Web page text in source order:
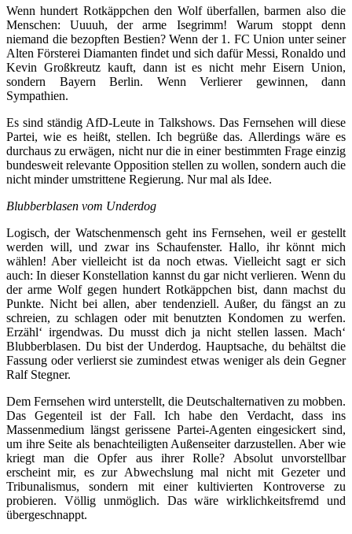
Wenn hundert Rotkäppchen den Wolf überfallen, barmen also die
Menschen: Uuuuh, der arme Isegrimm! Warum stoppt denn
niemand die bezopften Bestien? Wenn der 1. FC Union unter seiner
Alten Försterei Diamanten findet und sich dafür Messi, Ronaldo und
Kevin Großkreutz kauft, dann ist es nicht mehr Eisern Union,
sondern Bayern Berlin. Wenn Verlierer gewinnen, dann
Sympathien.
Es sind ständig AfD-Leute in Talkshows. Das Fernsehen will diese
Partei, wie es heißt, stellen. Ich begrüße das. Allerdings wäre es
durchaus zu erwägen, nicht nur die in einer bestimmten Frage einzig
bundesweit relevante Opposition stellen zu wollen, sondern auch die
nicht minder umstrittene Regierung. Nur mal als Idee.
Blubberblasen vom Underdog
Logisch, der Watschenmensch geht ins Fernsehen, weil er gestellt
werden will, und zwar ins Schaufenster. Hallo, ihr könnt mich
wählen! Aber vielleicht ist da noch etwas. Vielleicht sagt er sich
auch: In dieser Konstellation kannst du gar nicht verlieren. Wenn du
der arme Wolf gegen hundert Rotkäppchen bist, dann machst du
Punkte. Nicht bei allen, aber tendenziell. Außer, du fängst an zu
schreien, zu schlagen oder mit benutzten Kondomen zu werfen.
Erzähl‘ irgendwas. Du musst dich ja nicht stellen lassen. Mach‘
Blubberblasen. Du bist der Underdog. Hauptsache, du behältst die
Fassung oder verlierst sie zumindest etwas weniger als dein Gegner
Ralf Stegner.
Dem Fernsehen wird unterstellt, die Deutschalternativen zu mobben.
Das Gegenteil ist der Fall. Ich habe den Verdacht, dass ins
Massenmedium längst gerissene Partei-Agenten eingesickert sind,
um ihre Seite als benachteiligten Außenseiter darzustellen. Aber wie
kriegt man die Opfer aus ihrer Rolle? Absolut unvorstellbar
erscheint mir, es zur Abwechslung mal nicht mit Gezeter und
Tribunalismus, sondern mit einer kultivierten Kontroverse zu
probieren. Völlig unmöglich. Das wäre wirklichkeitsfremd und
übergeschnappt.